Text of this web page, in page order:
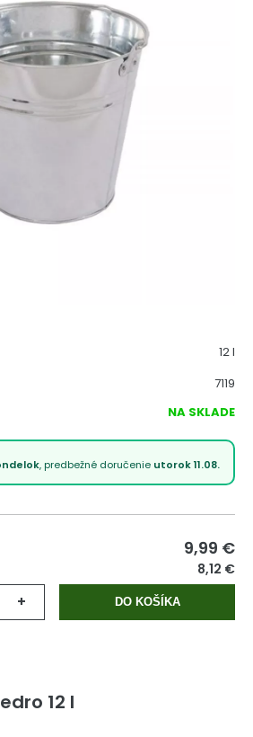
12 l
7119
NA SKLADE
, predbežné doručenie utorok 11.08.
9,99 €
8,12 €
+ DO KOŠÍKA
12 l